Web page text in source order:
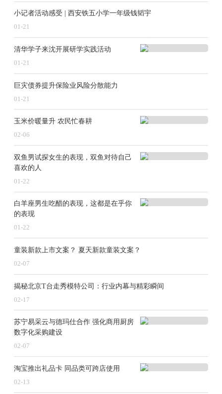
小记者活动感受 | 西安铁五小学一年级钱韬宇
01-21
清华学子来沈开展研学实践活动
01-21
巨灾债券提升保险业风险分散能力
01-21
玉米价暖量升 农民忙春耕
02-06
双鱼男试探女生的表现，双鱼对待自己
喜欢的人
01-22
白羊座男生吃醋的表现，这都是在乎你
的表现
01-22
童装新款上市文案？ 夏天新款童装文案？
02-07
揭秘北京T台走秀模特公司：行业内幕与精彩瞬间
02-17
苏宁易采云与德玛仕合作 强化商用厨房
数字化采购建设
02-07
淘宝推出礼品卡 同品类可跨店使用
02-13